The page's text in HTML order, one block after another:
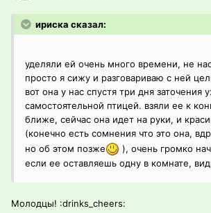
ириска сказал:
уделяли ей очень много времени, не
просто я сижу и разговариваю с ней
вот она у нас спустя три дня заточения
самостоятельной птицей. взяли ее к
ближе, сейчас она идет на руки, и
(конечно есть сомнения что это она,
но об этом позже
), очень громко
если ее оставляешь одну в комнате,
Молодцы! :drinks_cheers: